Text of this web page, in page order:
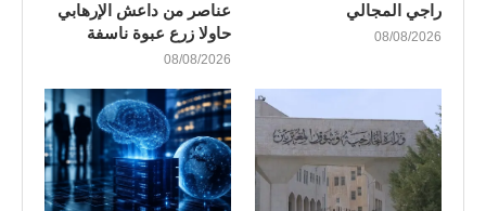
راجي المجالي
08/08/2026
عناصر من داعش الإرهابي
حاولا زرع عبوة ناسفة
08/08/2026